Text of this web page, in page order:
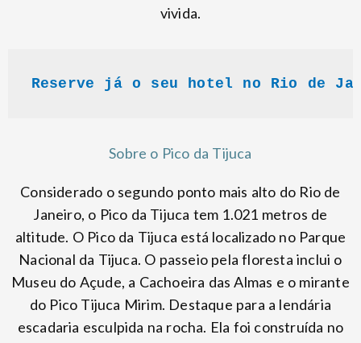
vivida.
Reserve já o seu hotel no Rio de
Sobre o Pico da Tijuca
Considerado o segundo ponto mais alto do Rio de
Janeiro, o Pico da Tijuca tem 1.021 metros de
altitude. O Pico da Tijuca está localizado no Parque
Nacional da Tijuca. O passeio pela floresta inclui o
Museu do Açude, a Cachoeira das Almas e o mirante
do Pico Tijuca Mirim. Destaque para a lendária
escadaria esculpida na rocha. Ela foi construída no